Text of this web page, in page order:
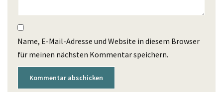
Name, E-Mail-Adresse und Website in diesem Browser
für meinen nächsten Kommentar speichern.